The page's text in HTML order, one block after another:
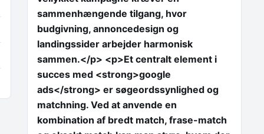
sammenhængende tilgang, hvor
budgivning, annoncedesign og
landingssider arbejder harmonisk
sammen.</p> <p>Et centralt element i
succes med <strong>google
ads</strong> er søgeordssynlighed og
matchning. Ved at anvende en
kombination af bredt match, frase-match